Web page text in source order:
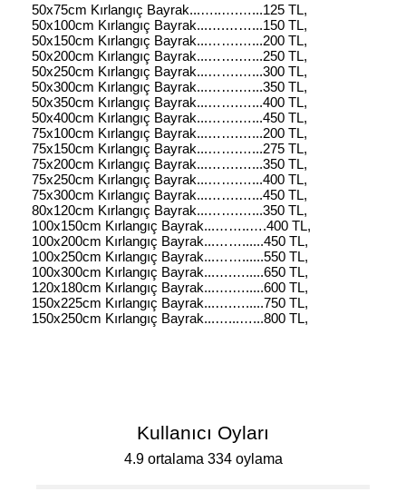
50x75cm Kırlangıç Bayrak...…..….…...125 TL,
50x100cm Kırlangıç Bayrak...….……...150 TL,
50x150cm Kırlangıç Bayrak...…….…...200 TL,
50x200cm Kırlangıç Bayrak...…….…...250 TL,
50x250cm Kırlangıç Bayrak...…….…...300 TL,
50x300cm Kırlangıç Bayrak...…….…...350 TL,
50x350cm Kırlangıç Bayrak...…….…...400 TL,
50x400cm Kırlangıç Bayrak...…….…...450 TL,
75x100cm Kırlangıç Bayrak...…….…...200 TL,
75x150cm Kırlangıç Bayrak...…….…...275 TL,
75x200cm Kırlangıç Bayrak...…….…...350 TL,
75x250cm Kırlangıç Bayrak...…….…...400 TL,
75x300cm Kırlangıç Bayrak...…….…...450 TL,
80x120cm Kırlangıç Bayrak...…….…...350 TL,
100x150cm Kırlangıç Bayrak...……..….400 TL,
100x200cm Kırlangıç Bayrak...……......450 TL,
100x250cm Kırlangıç Bayrak...……......550 TL,
100x300cm Kırlangıç Bayrak...….….....650 TL,
120x180cm Kırlangıç Bayrak...….….....600 TL,
150x225cm Kırlangıç Bayrak...….….....750 TL,
150x250cm Kırlangıç Bayrak...…...…...800 TL,
Kullanıcı Oyları
4.9 ortalama 334 oylama